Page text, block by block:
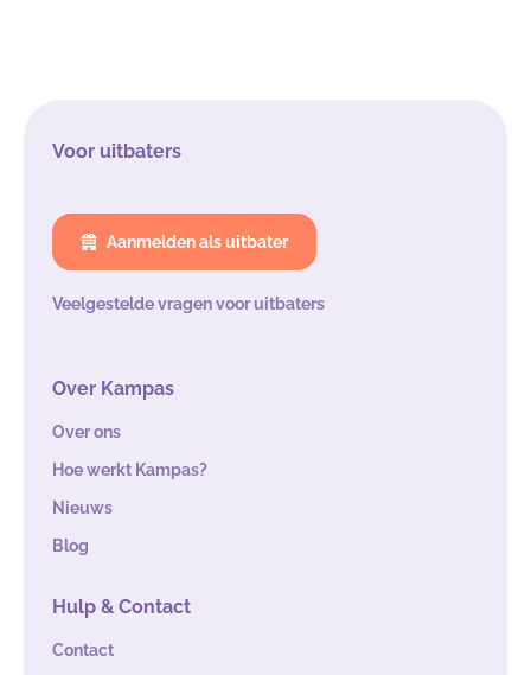
Voor uitbaters
Aanmelden als uitbater
Veelgestelde vragen voor uitbaters
Over Kampas
Over ons
Hoe werkt Kampas?
Nieuws
Blog
Hulp & Contact
Contact